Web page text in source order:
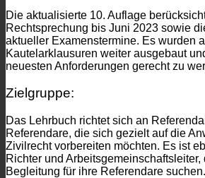
Die aktualisierte 10. Auflage
Rechtsprechung bis Juni 2023 sowie
aktueller Examenstermine. Es wurden
Kautelarklausuren weiter ausgebaut
neuesten Anforderungen gerecht zu
Zielgruppe:
Das Lehrbuch richtet sich an
Referendare, die sich gezielt auf die
Zivilrecht vorbereiten möchten. Es ist
Richter und
Begleitung für ihre Referendare suchen.